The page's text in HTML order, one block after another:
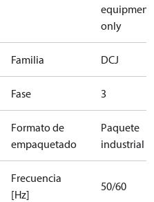
equipment
only
Familia DCJ
Fase 3
Formato de
empaquetado
Paquete
industrial
Frecuencia
[Hz]
50/60